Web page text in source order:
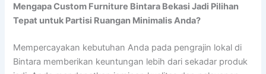
Mengapa Custom Furniture Bintara Bekasi Jadi Pilihan
Tepat untuk Partisi Ruangan Minimalis Anda?
Mempercayakan kebutuhan Anda pada pengrajin lokal di
Bintara memberikan keuntungan lebih dari sekadar produk